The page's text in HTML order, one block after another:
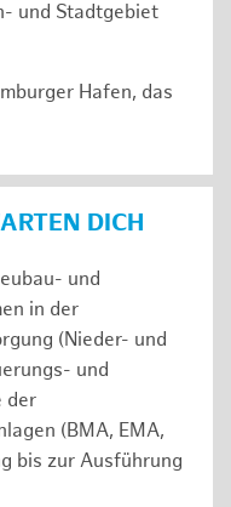
und Stadtgebiet
Hafen, das
DICH
und
in der
(Nieder- und
und
der
(BMA, EMA,
bis zur Ausführung